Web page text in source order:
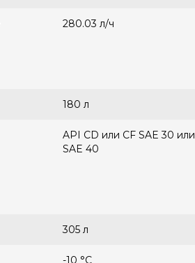
280.03 л/ч
180 л
API CD или CF SAE 30 или
SAE 40
305 л
-10 °С